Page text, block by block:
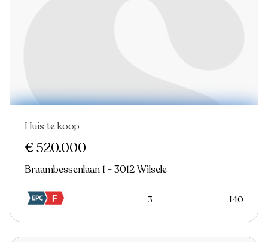
Huis te koop
€ 520.000
Braambessenlaan 1 - 3012 Wilsele
3 140